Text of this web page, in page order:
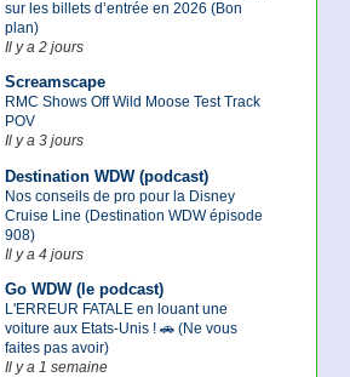
sur les billets d’entrée en 2026 (Bon
plan)
Il y a 2 jours
Screamscape
RMC Shows Off Wild Moose Test Track
POV
Il y a 3 jours
Destination WDW (podcast)
Nos conseils de pro pour la Disney
Cruise Line (Destination WDW épisode
908)
Il y a 4 jours
Go WDW (le podcast)
L'ERREUR FATALE en louant une
voiture aux Etats-Unis ! 🚗 (Ne vous
faites pas avoir)
Il y a 1 semaine